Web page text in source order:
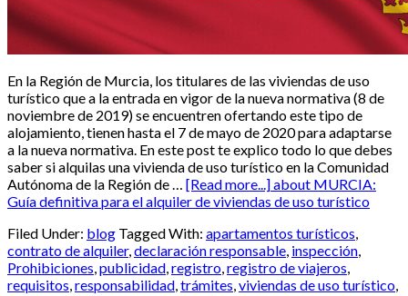
En la Región de Murcia, los titulares de las viviendas de uso
turístico que a la entrada en vigor de la nueva normativa (8 de
noviembre de 2019) se encuentren ofertando este tipo de
alojamiento, tienen hasta el 7 de mayo de 2020 para adaptarse
a la nueva normativa. En este post te explico todo lo que debes
saber si alquilas una vivienda de uso turístico en la Comunidad
Autónoma de la Región de … [Read more...]about MURCIA:
Guía definitiva para el alquiler de viviendas de uso turístico
Filed Under: blog Tagged With: apartamentos turísticos,
contrato de alquiler,declaración responsable, inspección,
Prohibiciones,publicidad,registro,registro de viajeros,
requisitos,responsabilidad,trámites,viviendas de uso turístico,